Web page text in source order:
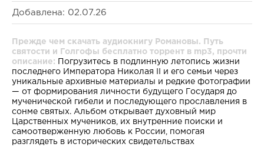
Добавлена: 02.07.26
Прежде чем скачать аудиокнигу Романовы. Путь
святости и Голгофы бесплатно торрент в mp3, прочти
описание: Погрузитесь в подлинную летопись жизни
последнего Императора Николая II и его семьи через
уникальные архивные материалы и редкие фотографии
— от формирования личности будущего Государя до
мученической гибели и последующего прославления в
сонме святых. Альбом открывает духовный мир
Царственных мучеников, их внутренние поиски и
самоотверженную любовь к России, помогая
разглядеть в исторических свидетельствах